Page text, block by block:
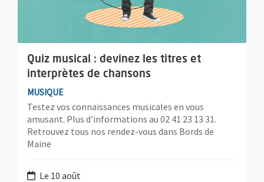
Quiz musical : devinez les titres et
interprètes de chansons
MUSIQUE
Testez vos connaissances musicales en vous
amusant. Plus d'informations au 02 41 23 13 31.
Retrouvez tous nos rendez-vous dans Bords de
Maine
Le 10 août